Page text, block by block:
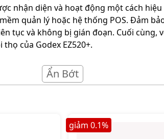
nhận diện và hoạt động một cách
quản lý hoặc hệ thống POS. Đảm
tục và không bị gián đoạn. Cuối cùng,
của Godex EZ520+.
Ẩn Bớt
giảm 0.1%